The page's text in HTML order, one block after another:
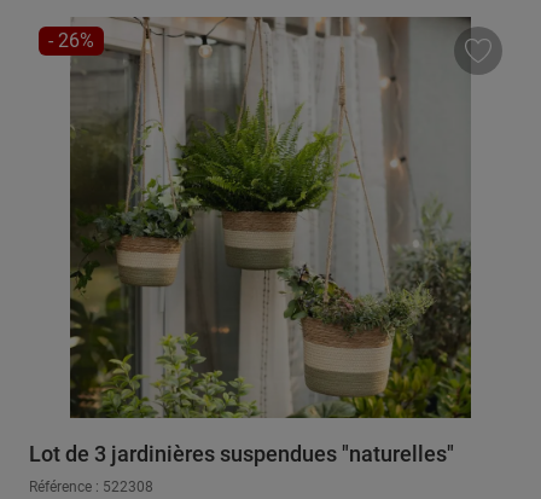
RÉDUCTION
- 26%
Lot de 3 jardinières suspendues "naturelles"
Référence : 522308